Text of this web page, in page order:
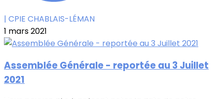
| CPIE CHABLAIS-LÉMAN
1 mars 2021
Assemblée Générale - reportée au 3 Juillet
2021